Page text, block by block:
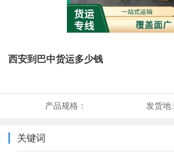
西安到巴中货运多少钱
产品规格： 发货地:
关键词